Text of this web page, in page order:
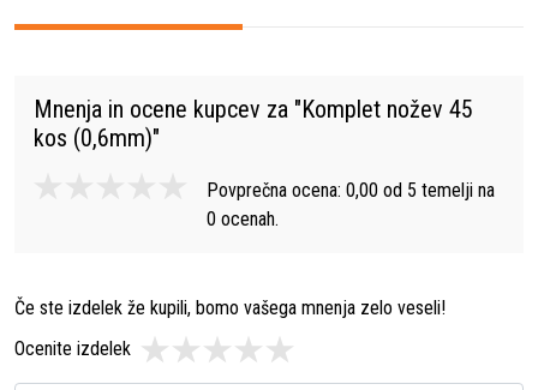
Mnenja in ocene kupcev za "Komplet nožev 45
kos (0,6mm)"
Povprečna ocena: 0,00 od 5 temelji na
0 ocenah.
Če ste izdelek že kupili, bomo vašega mnenja zelo veseli!
Ocenite izdelek